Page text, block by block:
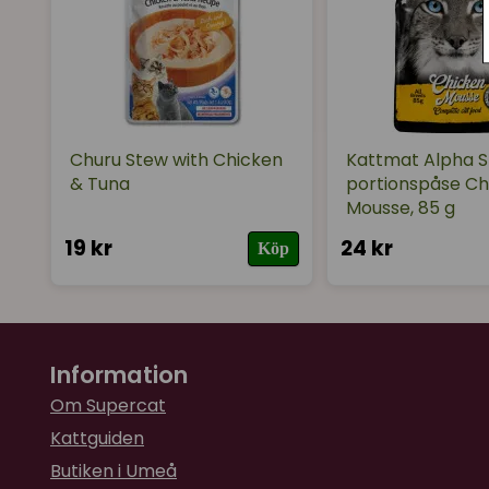
Churu Stew with Chicken
& Tuna
19 kr Köp
Kattmat Alpha
portionspåse
Mousse, 85 g
24 kr
Information
Om Supercat
Kattguiden
Butiken i Umeå